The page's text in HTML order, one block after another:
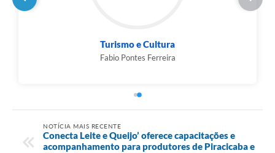
Turismo e Cultura
Fabio Pontes Ferreira
NOTÍCIA MAIS RECENTE
Conecta Leite e Queijo’ oferece capacitações e
acompanhamento para produtores de Piracicaba e